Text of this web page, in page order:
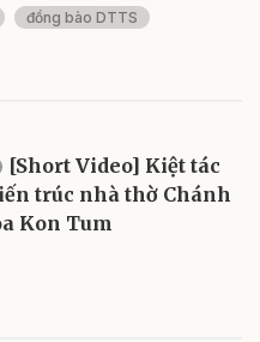
đồng bào DTTS
[Short Video] Kiệt tác
trúc nhà thờ Chánh
Kon Tum